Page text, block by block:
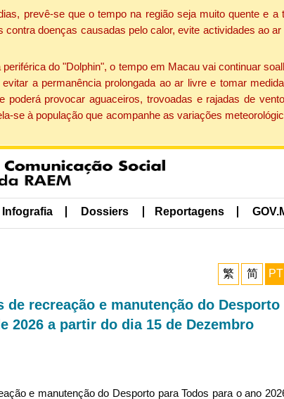
prevê-se que o tempo na região seja muito quente e
doenças causadas pelo calor, evite actividades ao
do "Dolphin", o tempo em Macau vai continuar
a permanência prolongada ao ar livre e tomar
poderá provocar aguaceiros, trovoadas e rajadas de
se à população que acompanhe as variações
Infografia Dossiers Reportagens
繁 简 PT
recreação e manutenção do Desporto
2026 a partir do dia 15 de Dezembro
e manutenção do Desporto para Todos para o ano